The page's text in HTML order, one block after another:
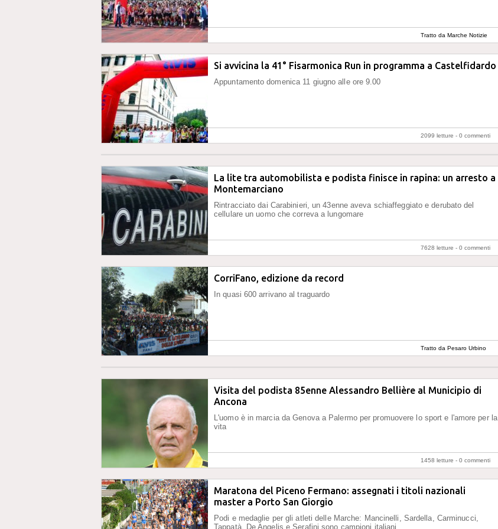
Tratto da Marche Notizie
Si avvicina la 41° Fisarmonica Run in programma a Castelfidardo
Appuntamento domenica 11 giugno alle ore 9.00
2099 letture - 0 commenti
La lite tra automobilista e podista finisce in rapina: un arresto a
Montemarciano
Rintracciato dai Carabinieri, un 43enne aveva schiaffeggiato e derubato del
cellulare un uomo che correva a lungomare
7628 letture - 0 commenti
CorriFano, edizione da record
In quasi 600 arrivano al traguardo
Tratto da Pesaro Urbino
Visita del podista 85enne Alessandro Bellière al Municipio di
Ancona
L'uomo è in marcia da Genova a Palermo per promuovere lo sport e l'amore per la
vita
1458 letture - 0 commenti
Maratona del Piceno Fermano: assegnati i titoli nazionali
master a Porto San Giorgio
Podi e medaglie per gli atleti delle Marche: Mancinelli, Sardella, Carminucci,
Tappatà, De Angelis e Serafini sono campioni italiani